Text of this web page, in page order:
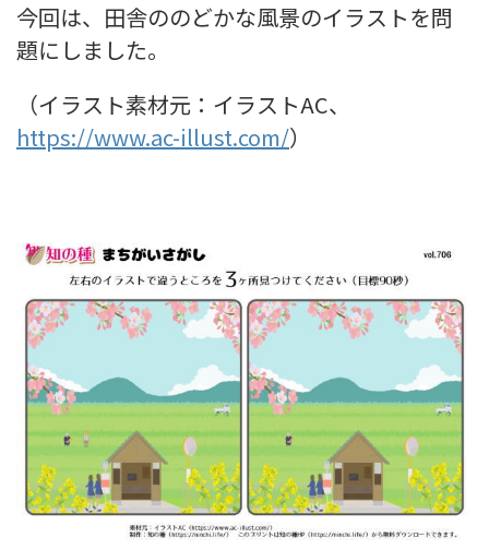
今回は、田舎ののどかな風景のイラストを問
題にしました。
（イラスト素材元：イラストAC、
https://www.ac-illust.com/）